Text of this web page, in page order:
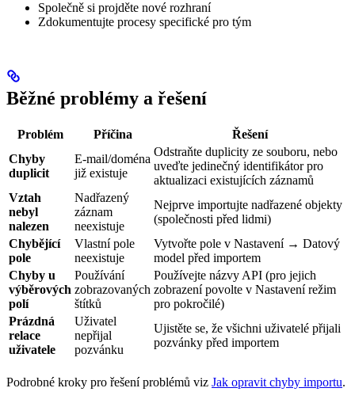
Společně si projděte nové rozhraní
Zdokumentujte procesy specifické pro tým
Běžné problémy a řešení
Problém Příčina
Řešení
Chyby
duplicit
E-mail/doména
již existuje
Odstraňte duplicity ze souboru, nebo
uveďte jedinečný identifikátor pro
aktualizaci existujících záznamů
Vztah
nebyl
nalezen
Nadřazený
záznam
neexistuje
Nejprve importujte nadřazené objekty
(společnosti před lidmi)
Chybějící
pole
Vlastní pole
neexistuje
Vytvořte pole v Nastavení → Datový
model před importem
Chyby u
výběrových
polí
Používání
zobrazovaných
štítků
Používejte názvy API (pro jejich
zobrazení povolte v Nastavení režim
pro pokročilé)
Prázdná
relace
uživatele
Uživatel
nepřijal
pozvánku
Ujistěte se, že všichni uživatelé přijali
pozvánky před importem
Podrobné kroky pro řešení problémů viz Jak opravit chyby importu.